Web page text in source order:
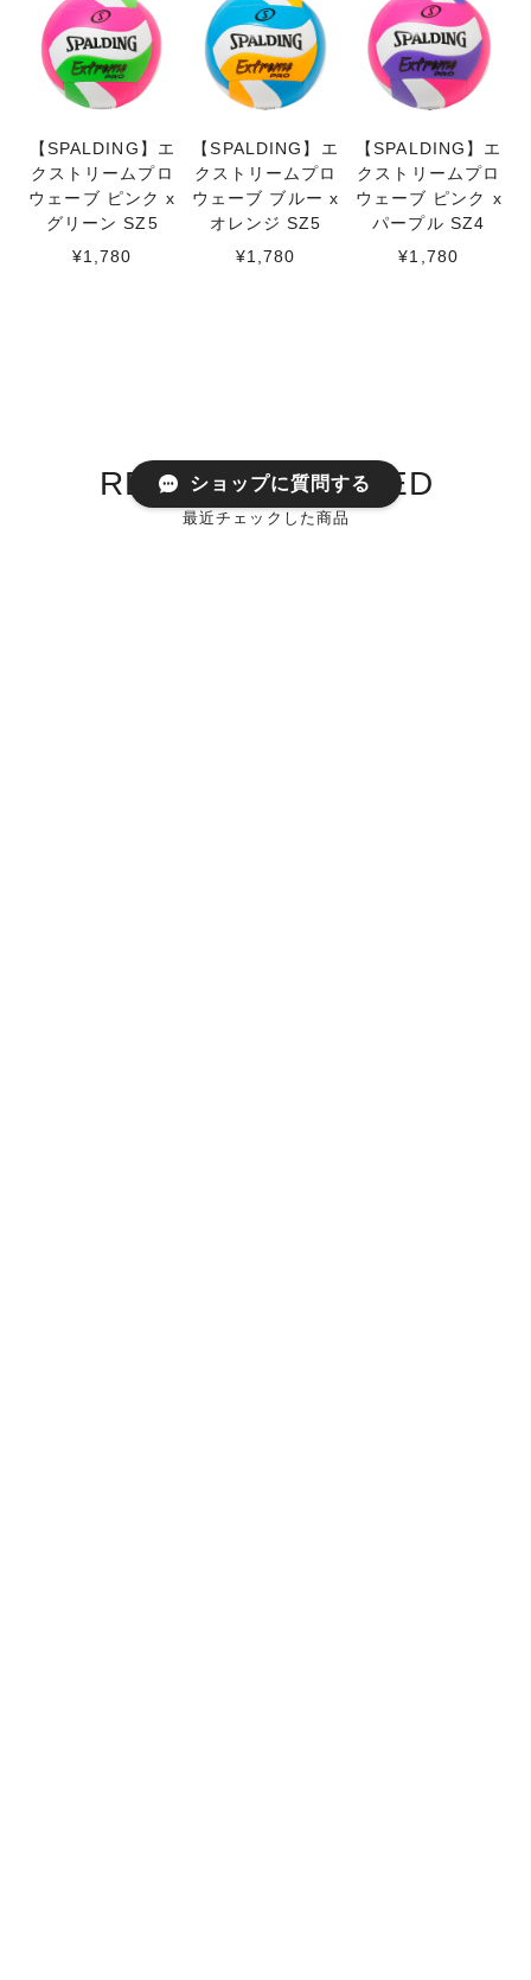
【SPALDING】エ
クストリームプロ
ウェーブ ピンク x
グリーン SZ5
¥1,780
【SPALDING】エ
クストリームプロ
ウェーブ ブルー x
オレンジ SZ5
¥1,780
【SPALDING】エ
クストリームプロ
ウェーブ ピンク x
パープル SZ4
¥1,780
RECENTLY VIEWED
最近チェックした商品
ショップに質問する